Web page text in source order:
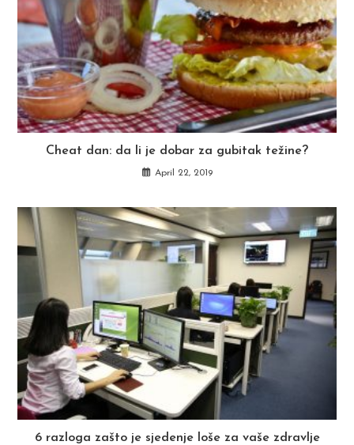
Cheat dan: da li je dobar za gubitak težine?
April 22, 2019
6 razloga zašto je sjedenje loše za vaše zdravlje